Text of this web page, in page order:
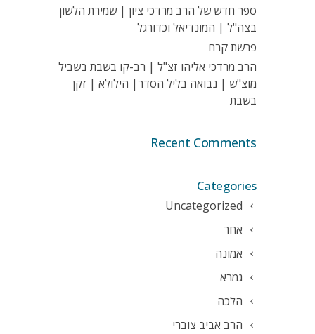
ספר חדש של הרב מרדכי ציון | שמירת הלשון
בצה"ל | המונדיאל וכדורגל
פרשת קרח
הרב מרדכי אליהו זצ"ל | רב-קו בשבת בשביל
מוצ"ש | נבואה בליל הסדר| הילולא | זקן
בשבת
Recent Comments
Categories
Uncategorized
אחר
אמונה
גמרא
הלכה
הרב אביב צוברי